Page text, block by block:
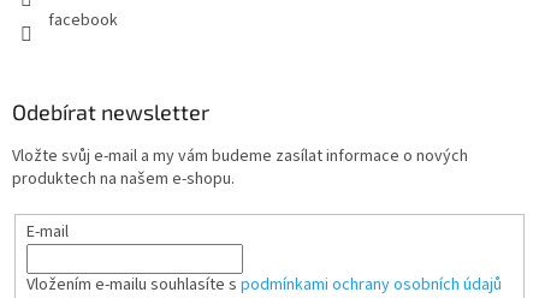
facebook
Odebírat newsletter
Vložte svůj e-mail a my vám budeme zasílat informace o nových
produktech na našem e-shopu.
E-mail
Vložením e-mailu souhlasíte s podmínkami ochrany osobních údajů